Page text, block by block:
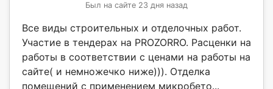
Был на сайте 23 дня назад
Все виды строительных и отделочных работ.
Участие в тендерах на PROZORRO. Расценки на
работы в соответствии с ценами на работы на
сайте( и немножечко ниже))). Отделка
помещений с применением микробето...